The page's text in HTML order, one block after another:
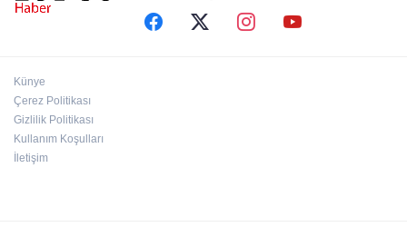
dikkat çeken çağrı!
Künye
Çerez Politikası
Gizlilik Politikası
Kullanım Koşulları
İletişim